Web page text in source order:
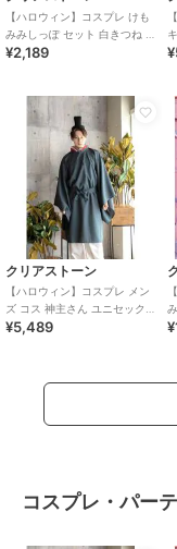
【ハロウィン】コスプレ けも
みみしっぽ セット 白きつね ユ
ニセックス ホワイト
¥2,189
クリアストーン
【ハロウィン】コスプレ メン
ズ コス 神主さん ユニセックス
ブルー
¥5,489
コスプレ・パー